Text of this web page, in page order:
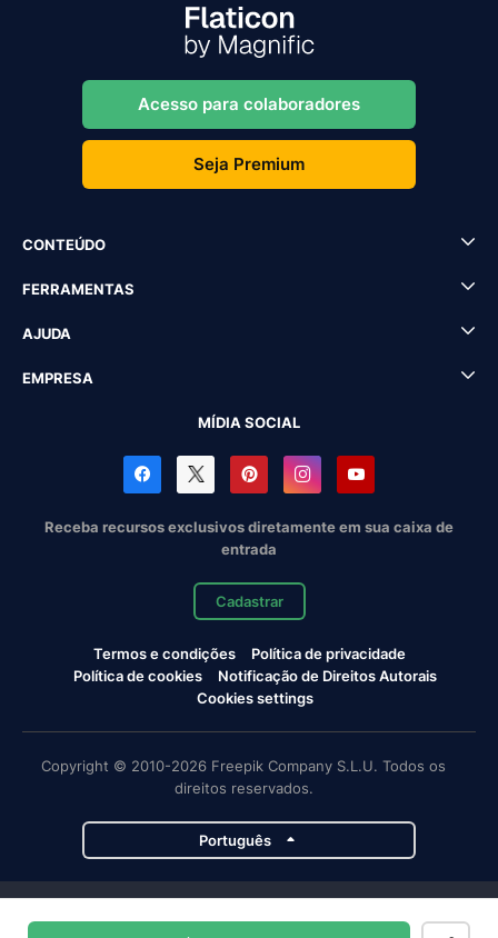
Acesso para colaboradores
Seja Premium
CONTEÚDO
FERRAMENTAS
AJUDA
EMPRESA
MÍDIA SOCIAL
Receba recursos exclusivos diretamente em sua caixa de
entrada
Cadastrar
Termos e condições
Política de privacidade
Política de cookies
Notificação de Direitos Autorais
Cookies settings
Copyright © 2010-2026 Freepik Company S.L.U. Todos os
direitos reservados.
Português